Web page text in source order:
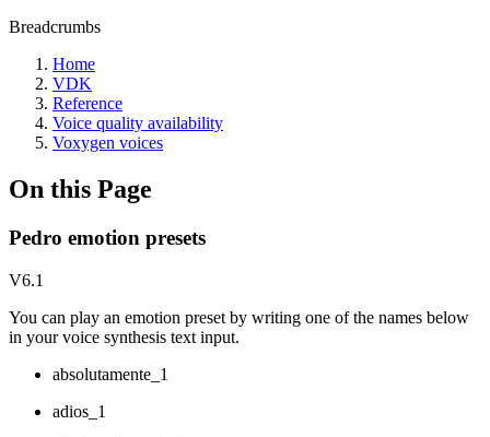
Breadcrumbs
Home
VDK
Reference
Voice quality availability
Voxygen voices
On this Page
Pedro emotion presets
V6.1
You can play an emotion preset by writing one of the names below
in your voice synthesis text input.
absolutamente_1
adios_1